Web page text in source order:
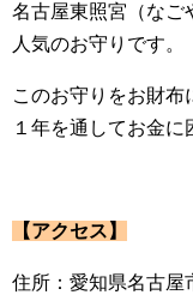
名古屋東照宮（なご
人気のお守りです。
このお守りをお財布
１年を通してお金に
【アクセス】
住所：愛知県名古屋